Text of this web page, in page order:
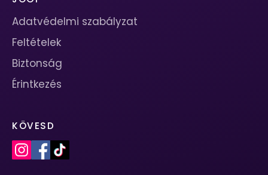
Adatvédelmi szabályzat
Feltételek
Biztonság
Érintkezés
KÖVESD